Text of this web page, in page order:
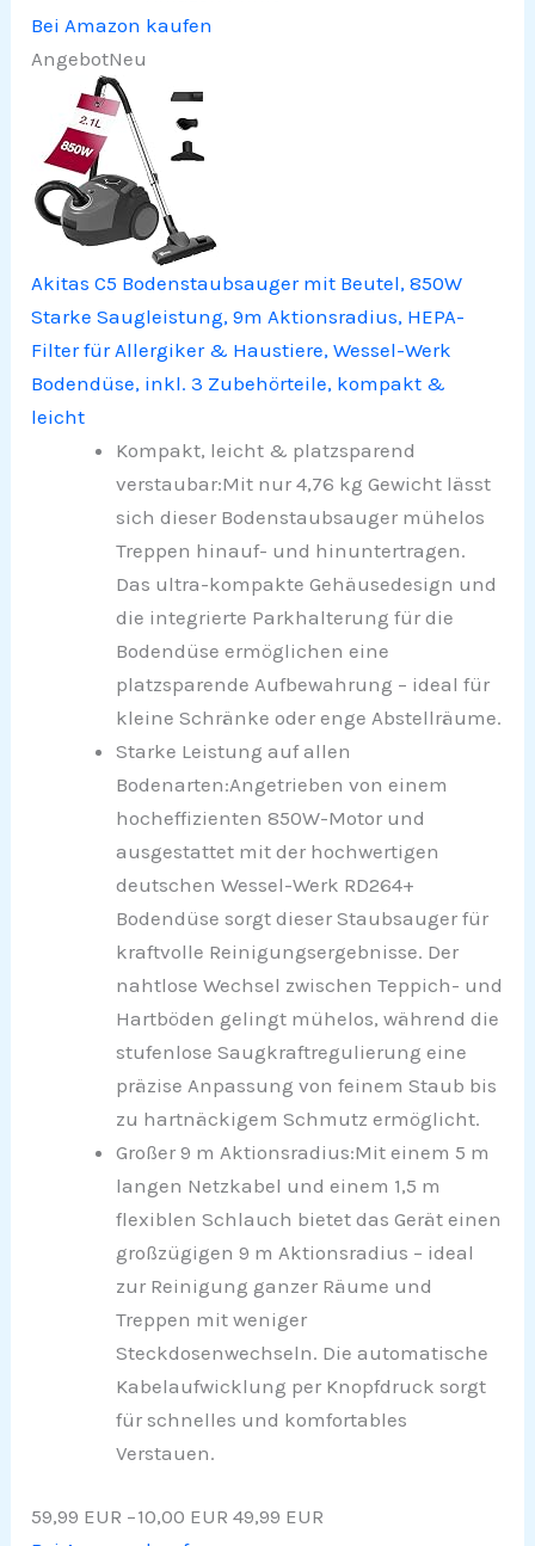
Bei Amazon kaufen
AngebotNeu
Akitas C5 Bodenstaubsauger mit Beutel, 850W
Starke Saugleistung, 9m Aktionsradius, HEPA-
Filter für Allergiker & Haustiere, Wessel-Werk
Bodendüse, inkl. 3 Zubehörteile, kompakt &
leicht
Kompakt, leicht & platzsparend
verstaubar:Mit nur 4,76 kg Gewicht lässt
sich dieser Bodenstaubsauger mühelos
Treppen hinauf- und hinuntertragen.
Das ultra-kompakte Gehäusedesign und
die integrierte Parkhalterung für die
Bodendüse ermöglichen eine
platzsparende Aufbewahrung – ideal für
kleine Schränke oder enge Abstellräume.
Starke Leistung auf allen
Bodenarten:Angetrieben von einem
hocheffizienten 850W-Motor und
ausgestattet mit der hochwertigen
deutschen Wessel-Werk RD264+
Bodendüse sorgt dieser Staubsauger für
kraftvolle Reinigungsergebnisse. Der
nahtlose Wechsel zwischen Teppich- und
Hartböden gelingt mühelos, während die
stufenlose Saugkraftregulierung eine
präzise Anpassung von feinem Staub bis
zu hartnäckigem Schmutz ermöglicht.
Großer 9 m Aktionsradius:Mit einem 5 m
langen Netzkabel und einem 1,5 m
flexiblen Schlauch bietet das Gerät einen
großzügigen 9 m Aktionsradius – ideal
zur Reinigung ganzer Räume und
Treppen mit weniger
Steckdosenwechseln. Die automatische
Kabelaufwicklung per Knopfdruck sorgt
für schnelles und komfortables
Verstauen.
59,99 EUR −10,00 EUR 49,99 EUR